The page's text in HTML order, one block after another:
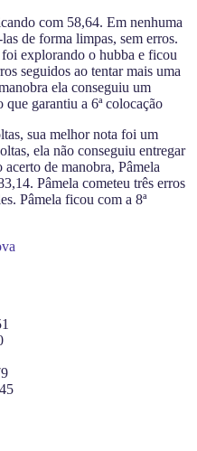
com 58,64. Em nenhuma
de forma limpas, sem erros.
explorando o hubba e ficou
seguidos ao tentar mais uma
ela conseguiu um
garantiu a 6ª colocação
sua melhor nota foi um
ela não conseguiu entregar
de manobra, Pâmela
Pâmela cometeu três erros
Pâmela ficou com a 8ª